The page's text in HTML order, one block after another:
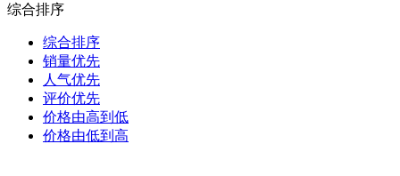
综合排序
综合排序
销量优先
人气优先
评价优先
价格由高到低
价格由低到高